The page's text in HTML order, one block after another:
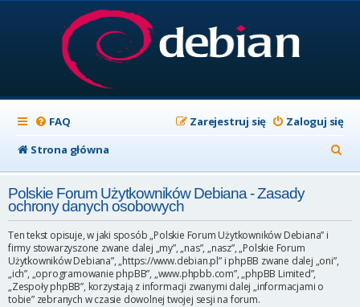
FAQ Zaloguj się
Zarejestruj się
Strona główna
z
k
Polskie Forum Użytkowników Debiana - Zasady
ochrony danych osobowych
Ten tekst opisuje, w jaki sposób „Polskie Forum Użytkowników Debiana” i
firmy stowarzyszone zwane dalej „my”, „nas”, „nasz”, „Polskie Forum
Użytkowników Debiana”, „https://www.debian.pl” i phpBB zwane dalej „oni”,
„ich”, „oprogramowanie phpBB”, „www.phpbb.com”, „phpBB Limited”,
„Zespoły phpBB”, korzystają z informacji zwanymi dalej „informacjami o
tobie” zebranych w czasie dowolnej twojej sesji na forum.